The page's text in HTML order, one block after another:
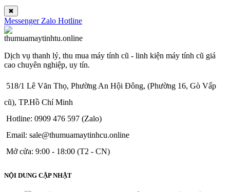
✖
Messenger Zalo Hotline
Dịch vụ thanh lý, thu mua máy tính cũ - linh kiện máy tính cũ giá
cao chuyên nghiệp, uy tín.
518/1 Lê Văn Thọ, Phường An Hội Đông, (Phường 16, Gò Vấp
cũ), TP.Hồ Chí Minh
Hotline: 0909 476 597 (Zalo)
Email: sale@thumuamaytinhcu.online
Mở cửa: 9:00 - 18:00 (T2 - CN)
NỘI DUNG CẬP NHẬT